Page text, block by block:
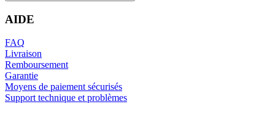
AIDE
FAQ
Livraison
Remboursement
Garantie
Moyens de paiement sécurisés
Support technique et problèmes